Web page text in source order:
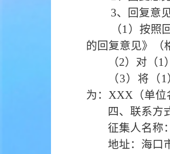
3、回复意
（1 ）按照
的回复意见》
（2） 对 （1 ）
（3）将（1
为： XXX （单位
四、联系方
征集人名称
地址：海口